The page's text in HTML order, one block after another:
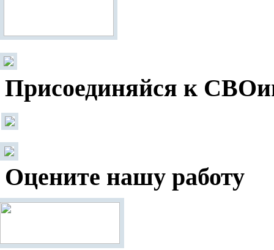
Присоединяйся к
Оцените нашу работу